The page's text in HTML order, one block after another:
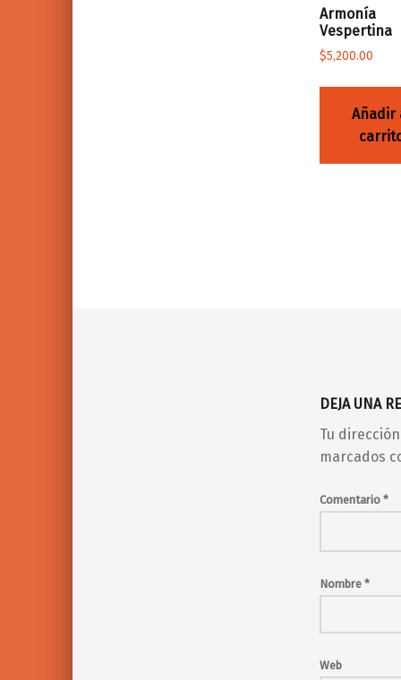
Armonía
Vespertina
$5,200.00
Añadir
DEJA UNA
Tu
marcados
Comentario *
Nombre *
Web